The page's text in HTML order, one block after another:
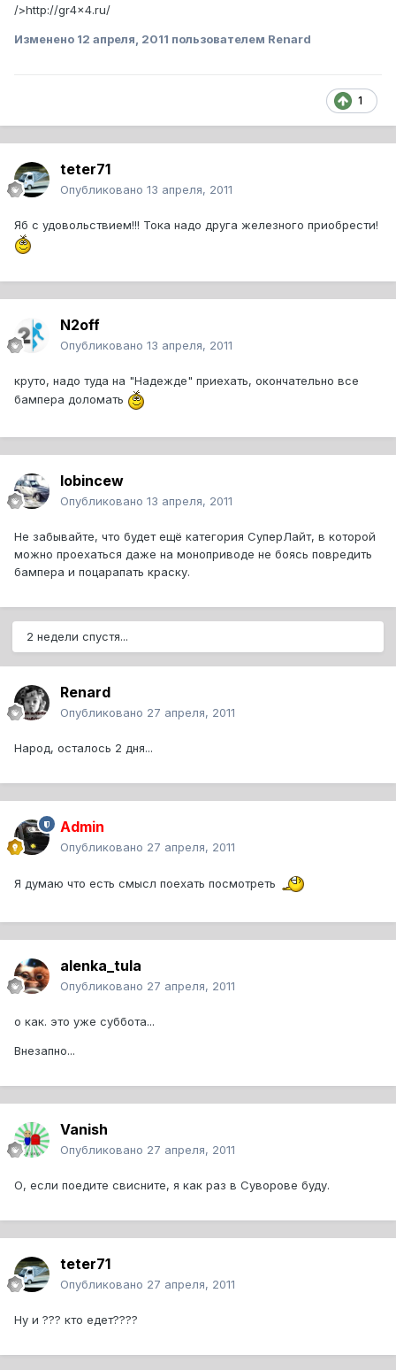
/>http://gr4x4.ru/
Изменено 12 апреля, 2011 пользователем Renard
1
teter71
Опубликовано 13 апреля, 2011
Яб с удовольствием!!! Тока надо друга железного приобрести!
N2off
Опубликовано 13 апреля, 2011
круто, надо туда на "Надежде" приехать, окончательно все
бампера доломать
lobincew
Опубликовано 13 апреля, 2011
Не забывайте, что будет ещё категория СуперЛайт, в которой
можно проехаться даже на моноприводе не боясь повредить
бампера и поцарапать краску.
2 недели спустя...
Renard
Опубликовано 27 апреля, 2011
Народ, осталось 2 дня...
Admin
Опубликовано 27 апреля, 2011
Я думаю что есть смысл поехать посмотреть
alenka_tula
Опубликовано 27 апреля, 2011
о как. это уже суббота...
Внезапно...
Vanish
Опубликовано 27 апреля, 2011
О, если поедите свисните, я как раз в Суворове буду.
teter71
Опубликовано 27 апреля, 2011
Ну и ??? кто едет????